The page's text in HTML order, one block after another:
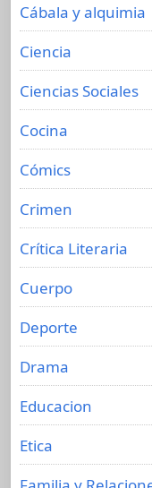
Cábala y alquimia
Ciencia
Ciencias Sociales
Cocina
Cómics
Crimen
Crítica Literaria
Cuerpo
Deporte
Drama
Educacion
Etica